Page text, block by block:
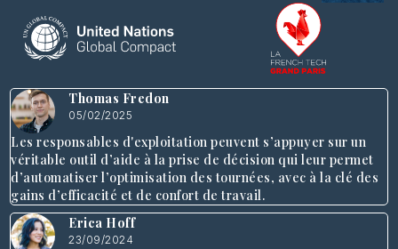
Thomas Fredon
05/02/2025
Les responsables d'exploitation peuvent s’appuyer sur un
véritable outil d’aide à la prise de décision qui leur permet
d’automatiser l’optimisation des tournées, avec à la clé des
gains d’efficacité et de confort de travail.
Erica Hoff
23/09/2024